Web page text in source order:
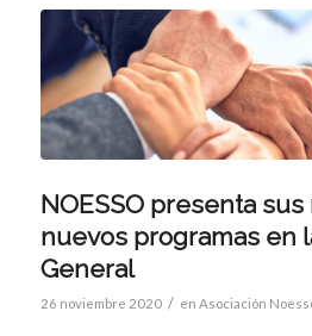
NOESSO presenta
nuevos programas en
General
26 noviembre 2020 / en Asociación